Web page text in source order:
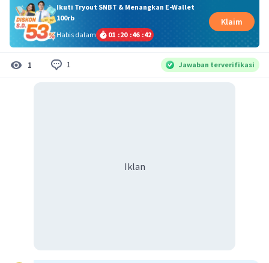
Ikuti Tryout SNBT & Menangkan E-Wallet
100rb
Habis dalam
01 :20 :46 :41
Klaim
1 1 Jawaban terverifikasi
Iklan